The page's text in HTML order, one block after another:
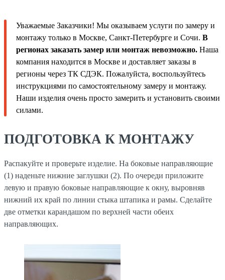
Уважаемые Заказчики! Мы оказываем услуги по замеру и
монтажу только в Москве, Санкт-Петербурге и Сочи. В
регионах заказать замер или монтаж невозможно. Наша
компания находится в Москве и доставляет заказы в
регионы через ТК СДЭК. Пожалуйста, воспользуйтесь
инструкциями по самостоятельному замеру и монтажу.
Наши изделия очень просто замерить и установить своими
силами.
ПОДГОТОВКА К МОНТАЖУ
Распакуйте и проверьте изделие. На боковые направляющие
(1) наденьте нижние заглушки (2). По очереди приложите
левую и правую боковые направляющие к окну, выровняв
нижний их край по линии стыка штапика и рамы. Сделайте
две отметки карандашом по верхней части обеих
направляющих.